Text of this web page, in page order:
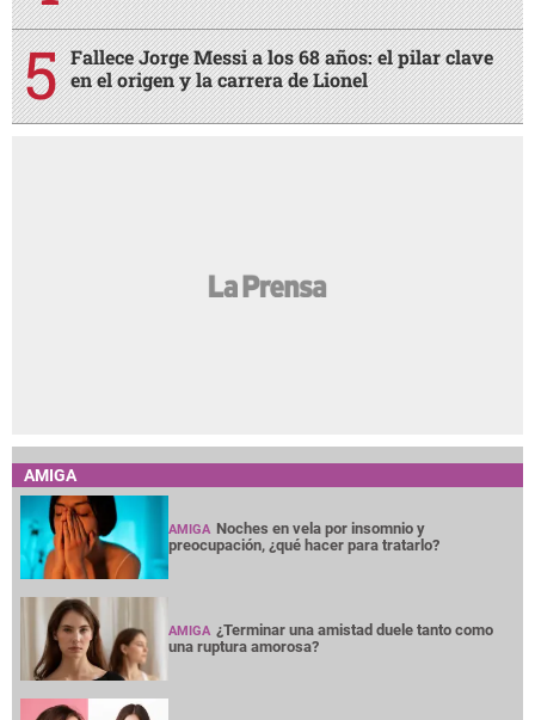
Fallece Jorge Messi a los 68 años: el pilar clave
en el origen y la carrera de Lionel
AMIGA
AMIGA Noches en vela por insomnio y
preocupación, ¿qué hacer para tratarlo?
AMIGA ¿Terminar una amistad duele tanto como
una ruptura amorosa?